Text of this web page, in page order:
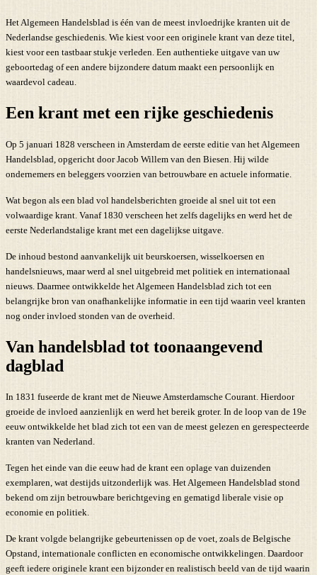
Het Algemeen Handelsblad is één van de meest invloedrijke kranten uit de
Nederlandse geschiedenis. Wie kiest voor een originele krant van deze titel,
kiest voor een tastbaar stukje verleden. Een authentieke uitgave van uw
geboortedag of een andere bijzondere datum maakt een persoonlijk en
waardevol cadeau.
Een krant met een rijke geschiedenis
Op 5 januari 1828 verscheen in Amsterdam de eerste editie van het Algemeen
Handelsblad, opgericht door Jacob Willem van den Biesen. Hij wilde
ondernemers en beleggers voorzien van betrouwbare en actuele informatie.
Wat begon als een blad vol handelsberichten groeide al snel uit tot een
volwaardige krant. Vanaf 1830 verscheen het zelfs dagelijks en werd het de
eerste Nederlandstalige krant met een dagelijkse uitgave.
De inhoud bestond aanvankelijk uit beurskoersen, wisselkoersen en
handelsnieuws, maar werd al snel uitgebreid met politiek en internationaal
nieuws. Daarmee ontwikkelde het Algemeen Handelsblad zich tot een
belangrijke bron van onafhankelijke informatie in een tijd waarin veel kranten
nog onder invloed stonden van de overheid.
Van handelsblad tot toonaangevend
dagblad
In 1831 fuseerde de krant met de Nieuwe Amsterdamsche Courant. Hierdoor
groeide de invloed aanzienlijk en werd het bereik groter. In de loop van de 19e
eeuw ontwikkelde het blad zich tot een van de meest gelezen en gerespecteerde
kranten van Nederland.
Tegen het einde van die eeuw had de krant een oplage van duizenden
exemplaren, wat destijds uitzonderlijk was. Het Algemeen Handelsblad stond
bekend om zijn betrouwbare berichtgeving en gematigd liberale visie op
economie en politiek.
De krant volgde belangrijke gebeurtenissen op de voet, zoals de Belgische
Opstand, internationale conflicten en economische ontwikkelingen. Daardoor
geeft iedere originele krant een bijzonder en realistisch beeld van de tijd waarin